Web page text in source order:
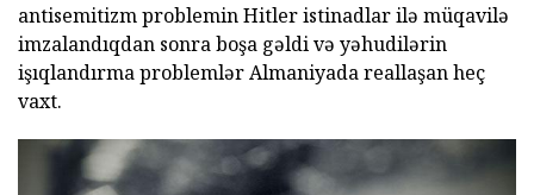
antisemitizm problemin Hitler istinadlar ilə müqavilə
imzalandıqdan sonra boşa gəldi və yəhudilərin
işıqlandırma problemlər Almaniyada reallaşan heç
vaxt.